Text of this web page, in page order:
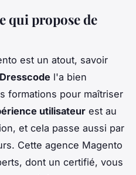
qui propose de
est un atout, savoir
Dresscode l'a bien
formations pour maîtriser
utilisateur est au
et cela passe aussi par
Cette agence Magento
dont un certifié, vous